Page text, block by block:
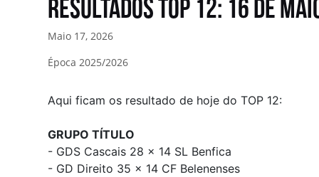
Resultados TOP 12: 16 de
Maio 17, 2026
Época 2025/2026
Aqui ficam os resultado de hoje do TOP 12:
GRUPO TÍTULO
- GDS Cascais 28 x 14 SL Benfica
- GD Direito 35 x 14 CF Belenenses